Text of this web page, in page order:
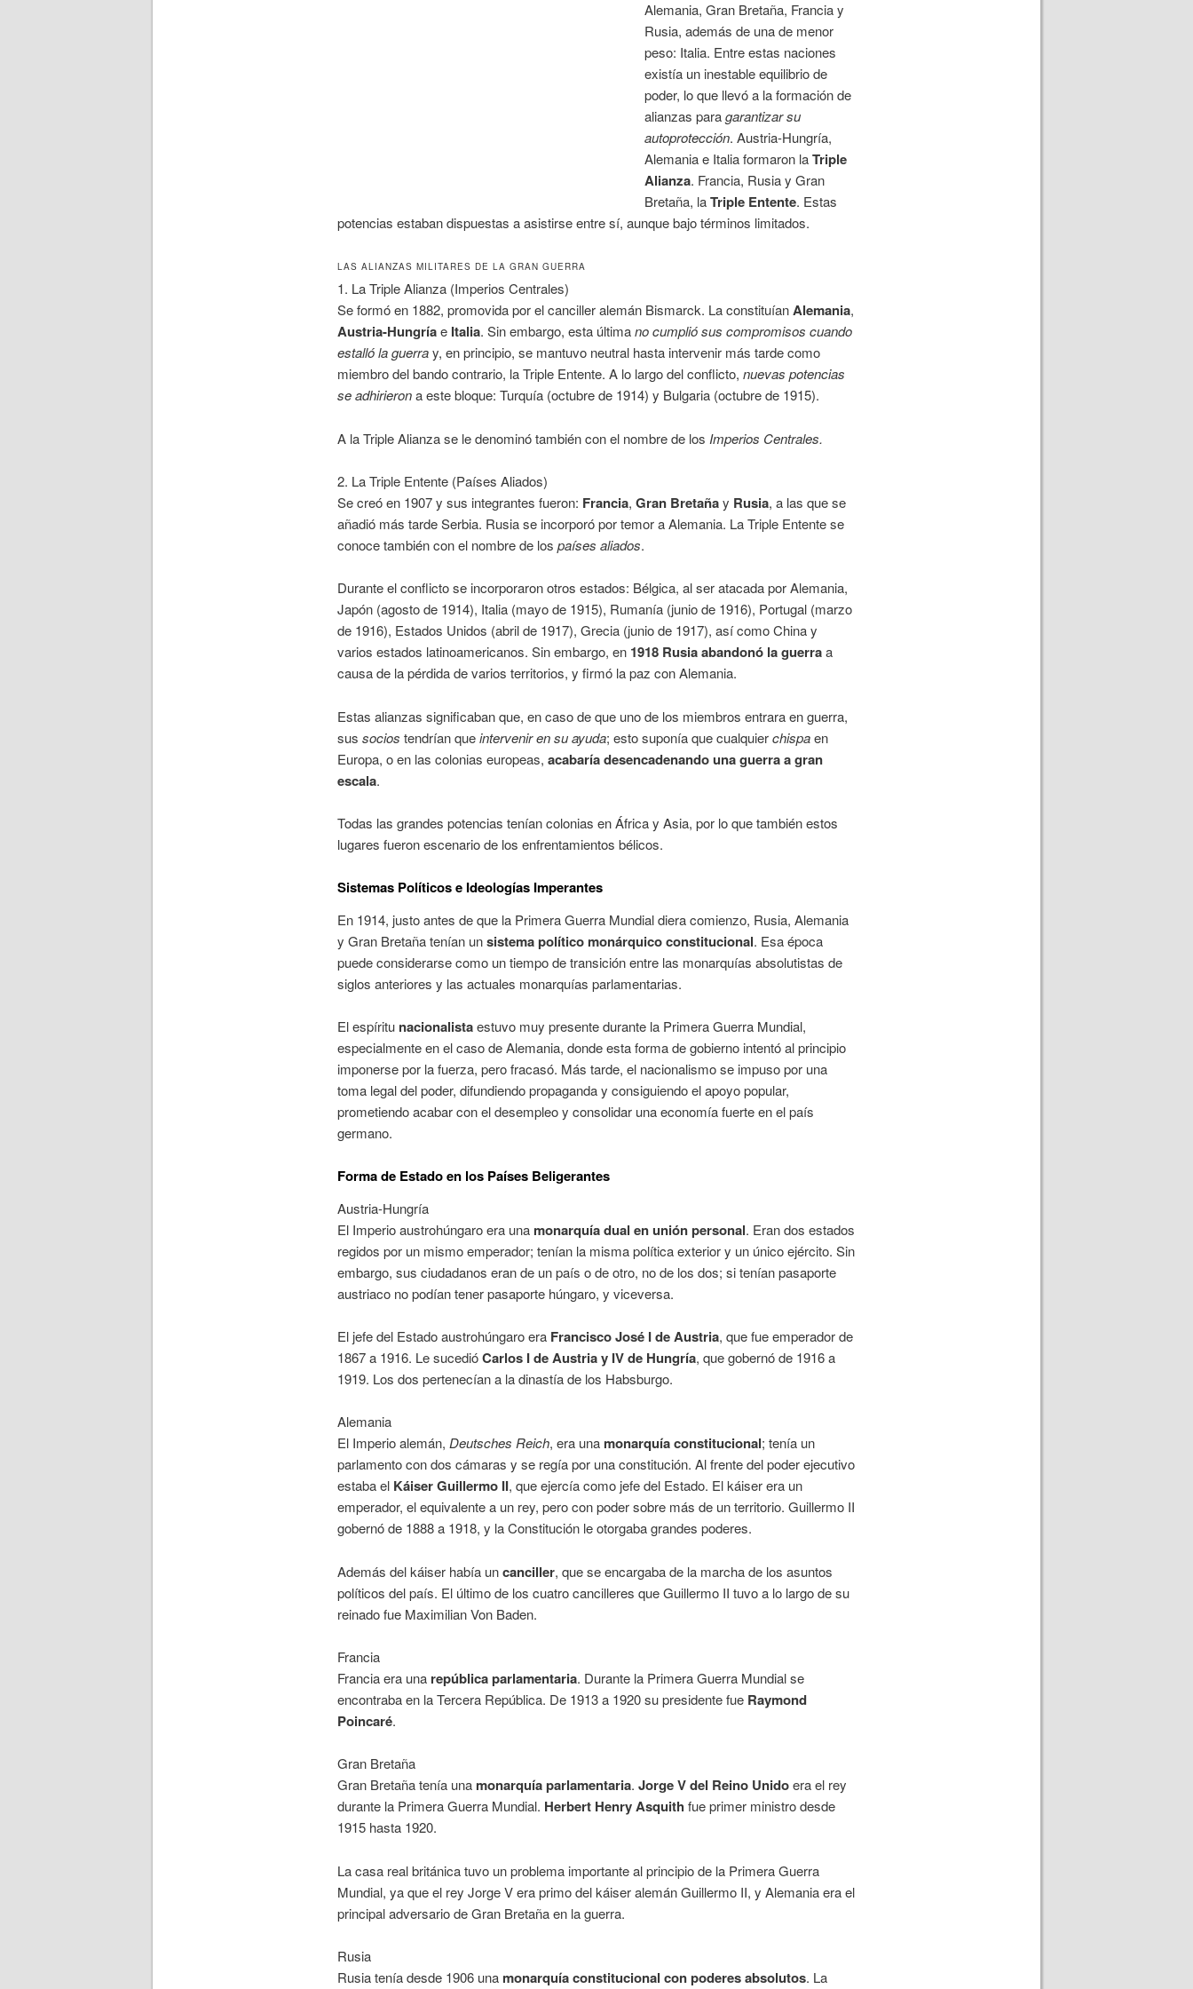
Alemania, Gran Bretaña, Francia y
Rusia, además de una de menor
peso: Italia. Entre estas naciones
existía un inestable equilibrio de
poder, lo que llevó a la formación de
alianzas paragarantizar su
autoprotección. Austria-Hungría,
Alemania e Italia formaron laTriple
Alianza. Francia, Rusia y Gran
Bretaña, laTriple Entente. Estas
potencias estaban dispuestas a asistirse entre sí, aunque bajo términos limitados.
LAS ALIANZAS MILITARES DE LA GRAN GUERRA
1. La Triple Alianza (Imperios Centrales)
Se formó en 1882, promovida por el canciller alemán Bismarck. La constituíanAlemania,
Austria-Hungríae Italia. Sin embargo, esta últimano cumplió sus compromisos cuando
estalló la guerray, en principio, se mantuvo neutral hasta intervenir más tarde como
miembro del bando contrario, la Triple Entente. A lo largo del conflicto, nuevas potencias
se adhirierona este bloque: Turquía (octubre de 1914) y Bulgaria (octubre de 1915).
A la Triple Alianza se le denominó también con el nombre de los Imperios Centrales.
2. La Triple Entente (Países Aliados)
Se creó en 1907 y sus integrantes fueron: Francia, Gran Bretañay Rusia, a las que se
añadió más tarde Serbia. Rusia se incorporó por temor a Alemania. La Triple Entente se
conoce también con el nombre de los países aliados.
Durante el conflicto se incorporaron otros estados: Bélgica, al ser atacada por Alemania,
Japón (agosto de 1914), Italia (mayo de 1915), Rumanía (junio de 1916), Portugal (marzo
de 1916), Estados Unidos (abril de 1917), Grecia (junio de 1917), así como China y
varios estados latinoamericanos. Sin embargo, en 1918 Rusia abandonó la guerraa
causa de la pérdida de varios territorios, y firmó la paz con Alemania.
Estas alianzas significaban que, en caso de que uno de los miembros entrara en guerra,
sus socios tendrían queintervenir en su ayuda; esto suponía que cualquierchispaen
Europa, o en las colonias europeas, acabaría desencadenando una guerra a gran
escala.
Todas las grandes potencias tenían colonias en África y Asia, por lo que también estos
lugares fueron escenario de los enfrentamientos bélicos.
Sistemas Políticos e Ideologías Imperantes
En 1914, justo antes de que la Primera Guerra Mundial diera comienzo, Rusia, Alemania
y Gran Bretaña tenían unsistema político monárquico constitucional. Esa época
puede considerarse como un tiempo de transición entre las monarquías absolutistas de
siglos anteriores y las actuales monarquías parlamentarias.
El espíritu nacionalistaestuvo muy presente durante la Primera Guerra Mundial,
especialmente en el caso de Alemania, donde esta forma de gobierno intentó al principio
imponerse por la fuerza, pero fracasó. Más tarde, el nacionalismo se impuso por una
toma legal del poder, difundiendo propaganda y consiguiendo el apoyo popular,
prometiendo acabar con el desempleo y consolidar una economía fuerte en el país
germano.
Forma de Estado en los Países Beligerantes
Austria-Hungría
El Imperio austrohúngaro era una monarquía dual en unión personal. Eran dos estados
regidos por un mismo emperador; tenían la misma política exterior y un único ejército. Sin
embargo, sus ciudadanos eran de un país o de otro, no de los dos; si tenían pasaporte
austriaco no podían tener pasaporte húngaro, y viceversa.
El jefe del Estado austrohúngaro era Francisco José I de Austria, que fue emperador de
1867 a 1916. Le sucedióCarlos I de Austria y IV de Hungría, que gobernó de 1916 a
1919. Los dos pertenecían a la dinastía de los Habsburgo.
Alemania
El Imperio alemán, Deutsches Reich, era una monarquía constitucional; tenía un
parlamento con dos cámaras y se regía por una constitución. Al frente del poder ejecutivo
estaba el Káiser Guillermo II, que ejercía como jefe del Estado. El káiser era un
emperador, el equivalente a un rey, pero con poder sobre más de un territorio. Guillermo II
gobernó de 1888 a 1918, y la Constitución le otorgaba grandes poderes.
Además del káiser había uncanciller, que se encargaba de la marcha de los asuntos
políticos del país. El último de los cuatro cancilleres que Guillermo II tuvo a lo largo de su
reinado fue Maximilian Von Baden.
Francia
Francia era una república parlamentaria. Durante la Primera Guerra Mundial se
encontraba en la Tercera República. De 1913 a 1920 su presidente fue Raymond
Poincaré.
Gran Bretaña
Gran Bretaña tenía una monarquía parlamentaria. Jorge V del Reino Unidoera el rey
durante la Primera Guerra Mundial. Herbert Henry Asquith fue primer ministro desde
1915 hasta 1920.
La casa real británica tuvo un problema importante al principio de la Primera Guerra
Mundial, ya que el rey Jorge V era primo del káiser alemán Guillermo II, y Alemania era el
principal adversario de Gran Bretaña en la guerra.
Rusia
Rusia tenía desde 1906 una monarquía constitucional con poderes absolutos. La